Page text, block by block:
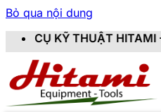
Bỏ qua nội dung
- CUNG CẤP SẢN